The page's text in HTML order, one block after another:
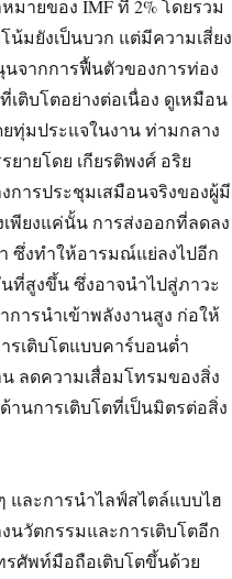
มายของ IMF ที่ 2% โดยรวม
น้มยังเป็นบวก แต่มีความเสี่ยง
จากการฟื้นตัวของการท่อง
ติบโตอย่างต่อเนื่อง ดูเหมือน
ทุ่มประแจในงาน ท่ามกลาง
ายโดย เกียรติพงศ์ อริย
การประชุมเสมือนจริงของผู้มี
พียงแค่นั้น การส่งออกที่ลดลง
ซึ่งทำให้อารมณ์แย่ลงไปอีก
ที่สูงขึ้น ซึ่งอาจนำไปสู่ภาวะ
การนำเข้าพลังงานสูง ก่อให้
รเติบโตแบบคาร์บอนต่ำ
ลดความเสื่อมโทรมของสิ่ง
นการเติบโตที่เป็นมิตรต่อสิ่ง
และการนำไลฟ์สไตล์แบบไฮ
นวัตกรรมและการเติบโตอีก
รศัพท์มือถือเติบโตขึ้นด้วย